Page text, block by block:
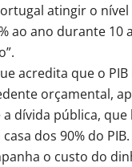
atingir o
ao ano durante 10
acredita que o
orçamental,
dívida pública,
dos 90% do
o custo do